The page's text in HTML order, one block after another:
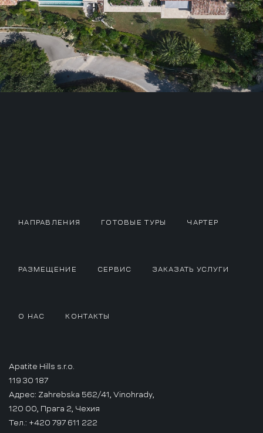
НАПРАВЛЕНИЯ ГОТОВЫЕ ТУРЫ ЧАРТЕР
РАЗМЕЩЕНИЕ СЕРВИС ЗАКАЗАТЬ УСЛУГИ
О НАС КОНТАКТЫ
Apatite Hills s.r.o.
119 30 187
Адрес: Zahrebska 562/41, Vinohrady,
120 00, Прага 2, Чехия
Тел.: +420 797 611 222